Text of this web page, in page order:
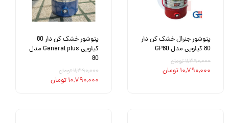
پتوشور جنرال خشک کن دار
80 کیلویی مدل GP80
۱۱,۳۹۰,۰۰۰ تومان
۱۰,۷۹۰,۰۰۰ تومان
پتوشور خشک کن دار 80
کیلویی General plus مدل
80
۱۱,۳۹۰,۰۰۰ تومان
۱۰,۷۹۰,۰۰۰ تومان